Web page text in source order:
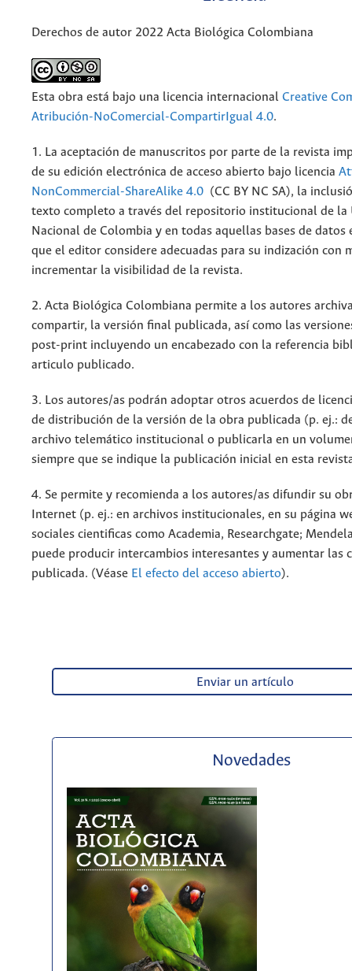
Derechos de autor 2022 Acta Biológica Colombiana
Esta obra está bajo una licencia internacional Creative
Atribución-NoComercial-CompartirIgual 4.0.
1. La aceptación de manuscritos por parte de la revista
de su edición electrónica de acceso abierto bajo licencia
NonCommercial-ShareAlike 4.0 (CC BY NC SA), la
texto completo a través del repositorio institucional de la
Nacional de Colombia y en todas aquellas bases de datos
que el editor considere adecuadas para su indización con
incrementar la visibilidad de la revista.
2. Acta Biológica Colombiana permite a los autores
compartir, la versión final publicada, así como las
post-print incluyendo un encabezado con la referencia
articulo publicado.
3. Los autores/as podrán adoptar otros acuerdos de
de distribución de la versión de la obra publicada (p. ej.:
archivo telemático institucional o publicarla en un
siempre que se indique la publicación inicial en esta
4. Se permite y recomienda a los autores/as difundir su
Internet (p. ej.: en archivos institucionales, en su página
sociales cientificas como Academia, Researchgate;
puede producir intercambios interesantes y aumentar las
publicada. (Véase El efecto del acceso abierto).
Enviar un artículo
Novedades